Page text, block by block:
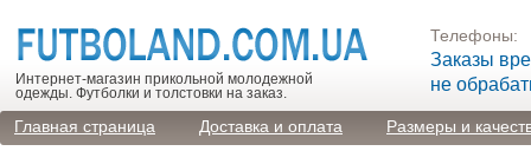
Интернет-магазин прикольной молодежной
одежды. Футболки и толстовки на заказ.
Телефоны:
Заказы
не
Главная страница Доставка и оплата Размеры и